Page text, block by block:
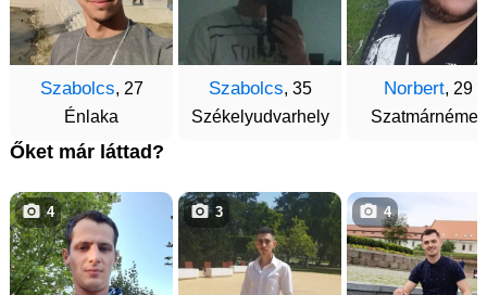
Szabolcs, 27
Énlaka
Szabolcs, 35
Székelyudvarhely
Norbert, 29
Szatmárnémeti
Őket már láttad?
4 3 4